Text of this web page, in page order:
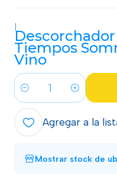
|
Tiempos
Vino
Cantidad
Agregar a la
Mostrar stock de